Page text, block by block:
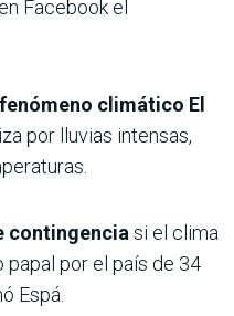
Facebook el
climático El
por lluvias intensas,
contingencia si el clima
por el país de 34
Espá.